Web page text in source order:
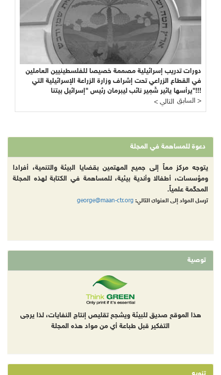
دورات تدريب إسرائيلية مصممة خصيصا للفلسطينيين العاملين
في القطاع الزراعي تحت إشراف وزارة الزراعة الإسرائيلية التي
يرأسها يائير شَمِير نائب ليبرمان رئيس "إسرائيل بيتنا"!!!
< التالي
السابق >
دعوة للمساهمة في المجلة
يتوجه مركز معاً إلى جميع المهتمين بقضايا البيئة والتنمية، أفرادا
ومؤسسات، أطفالا وأندية بيئية، للمساهمة في الكتابة لهذه المجلة
المحكّمة علمياً.
ترسل المواد إلى العنوان التالي: george@maan-ctr.org
توصية
هذا الموقع صديق للبيئة ويشجع تقليص إنتاج النفايات، لذا يرجى
التفكير قبل طباعة أي من مواد هذه المجلة